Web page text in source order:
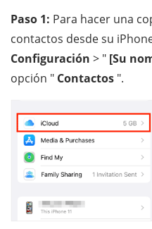
Paso 1: Para hacer una
contactos desde su
Configuración > " [Su
opción " Contactos ".